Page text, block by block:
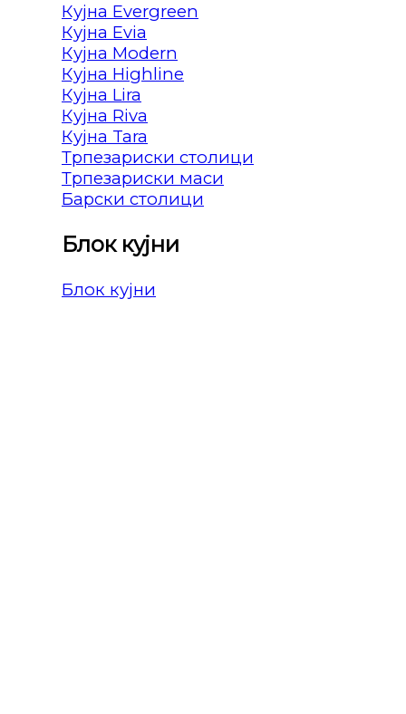
Кујна Evergreen
Кујна Evia
Кујна Modern
Кујна Highline
Кујна Lira
Кујна Riva
Кујна Tara
Трпезариски столици
Трпезариски маси
Барски столици
Блок кујни
Блок кујни